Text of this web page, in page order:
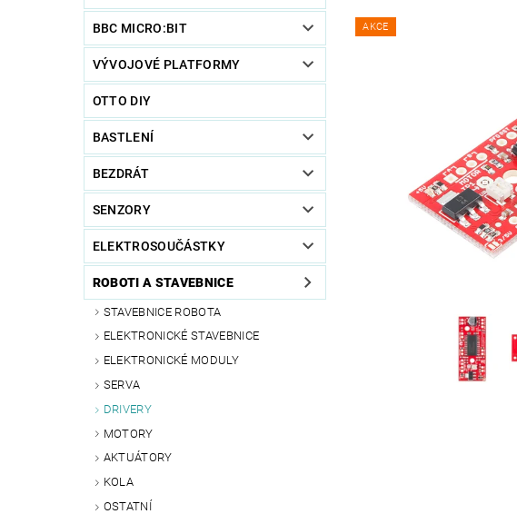
BBC MICRO:BIT
VÝVOJOVÉ PLATFORMY
OTTO DIY
BASTLENÍ
BEZDRÁT
SENZORY
ELEKTROSOUČÁSTKY
ROBOTI A STAVEBNICE
STAVEBNICE ROBOTA
ELEKTRONICKÉ STAVEBNICE
ELEKTRONICKÉ MODULY
SERVA
DRIVERY
MOTORY
AKTUÁTORY
KOLA
OSTATNÍ
AKCE